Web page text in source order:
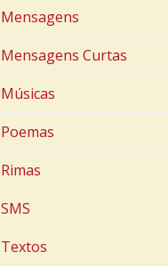
Mensagens
Mensagens Curtas
Músicas
Poemas
Rimas
SMS
Textos